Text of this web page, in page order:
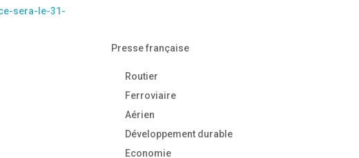
sera-le-31-
Presse française
Routier
Ferroviaire
Aérien
Développement durable
Economie